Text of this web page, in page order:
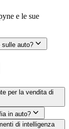
e le sue
sulle auto?
per la vendita di
in auto?
di intelligenza